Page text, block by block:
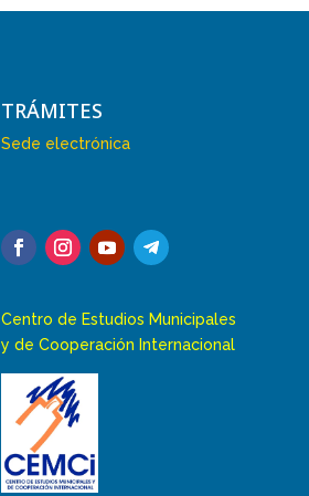
TRÁMITES
Sede electrónica
Centro de Estudios Municipales
y de Cooperación Internacional